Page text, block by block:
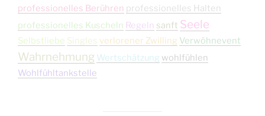
professionelles Berühren professionelles Halten
professionelles Kuscheln Regeln sanft Seele
Selbstliebe Singles verlorener Zwilling Verwöhnevent
Wahrnehmung Wertschätzung wohlfühlen
Wohlfühltankstelle